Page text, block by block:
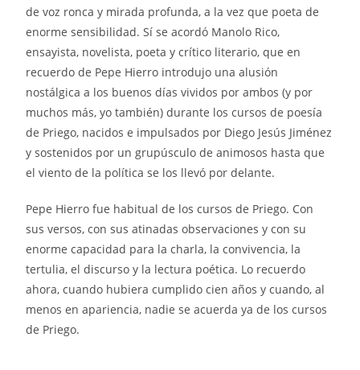
de voz ronca y mirada profunda, a la vez que poeta de
enorme sensibilidad. Sí se acordó Manolo Rico,
ensayista, novelista, poeta y crítico literario, que en
recuerdo de Pepe Hierro introdujo una alusión
nostálgica a los buenos días vividos por ambos (y por
muchos más, yo también) durante los cursos de poesía
de Priego, nacidos e impulsados por Diego Jesús Jiménez
y sostenidos por un grupúsculo de animosos hasta que
el viento de la política se los llevó por delante.
Pepe Hierro fue habitual de los cursos de Priego. Con
sus versos, con sus atinadas observaciones y con su
enorme capacidad para la charla, la convivencia, la
tertulia, el discurso y la lectura poética. Lo recuerdo
ahora, cuando hubiera cumplido cien años y cuando, al
menos en apariencia, nadie se acuerda ya de los cursos
de Priego.